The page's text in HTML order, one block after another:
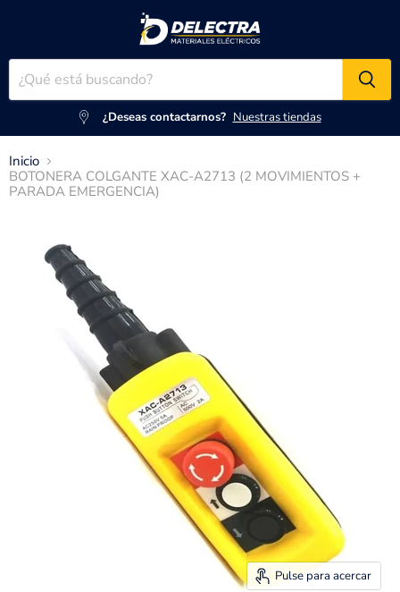
¿Deseas contactarnos? Nuestras tiendas
Inicio
BOTONERA COLGANTE XAC-A2713 (2 MOVIMIENTOS +
PARADA EMERGENCIA)
Pulse para acercar